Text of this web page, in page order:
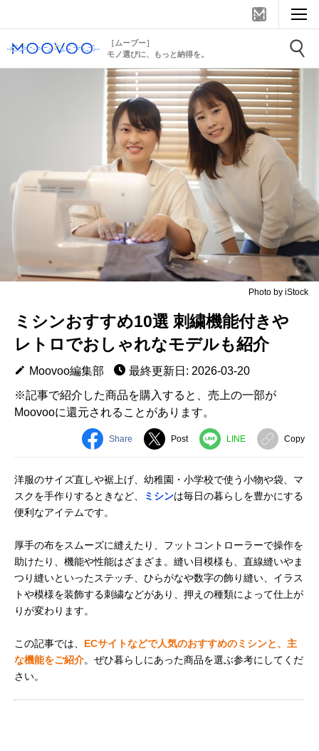
［ムーブー］
モノ選びに、もっと納得を。
Photo by iStock
ミシンおすすめ10選 刺繍機能付きや
レトロでおしゃれなモデルも紹介
Moovoo編集部
最終更新日: 2026-03-20
※記事で紹介した商品を購入すると、売上の一部が
Moovooに還元されることがあります。
Share Post LINE Copy
洋服のサイズ直しや裾上げ、幼稚園・小学校で使う小物や袋、マ
スクを手作りするときなど、
ミシンは毎日の暮らしを豊かにする
便利なアイテムです。
厚手の布をスムーズに縫えたり、フットコントローラーで操作を
助けたり、機能や性能はざまざま。縫い目模様も、直線縫いやま
つり縫いといったステッチ、ひらがなや数字の飾り縫い、イラス
トや模様を装飾する刺繍などがあり、押えの種類によって仕上が
りが変わります。
この記事では、 ECサイトなどで人気のおすすめのミシンと、主
な機能をご紹介。ぜひ暮らしにあった商品を選ぶ参考にしてくだ
さい。